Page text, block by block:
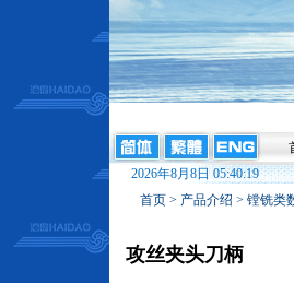
2026年8月8日 05:40:19
首页> 产品介绍 > 镗铣类
攻丝夹头刀柄